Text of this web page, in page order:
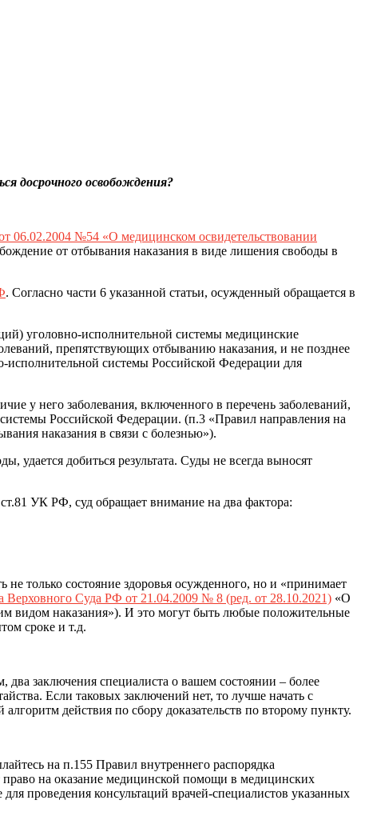
досрочного освобождения?
06.02.2004 №54 «О медицинском освидетельствовании
от отбывания наказания в виде лишения свободы в
. Согласно части 6 указанной статьи, осужденный обращается в
уголовно-исполнительной системы медицинские
препятствующих отбыванию наказания, и не позднее
системы Российской Федерации для
у него заболевания, включенного в перечень заболеваний,
Российской Федерации. (п.3 «Правил направления на
наказания в связи с болезнью»).
добиться результата. Суды не всегда выносят
УК РФ, суд обращает внимание на два фактора:
не только состояние здоровья осужденного, но и «принимает
Верховного Суда РФ от 21.04.2009 № 8 (ред. от 28.10.2021) «О
видом наказания»). И это могут быть любые положительные
сроке и т.д.
заключения специалиста о вашем состоянии – более
Если таковых заключений нет, то лучше начать с
действия по сбору доказательств по второму пункту.
на п.155 Правил внутреннего распорядка
на оказание медицинской помощи в медицинских
проведения консультаций врачей-специалистов указанных